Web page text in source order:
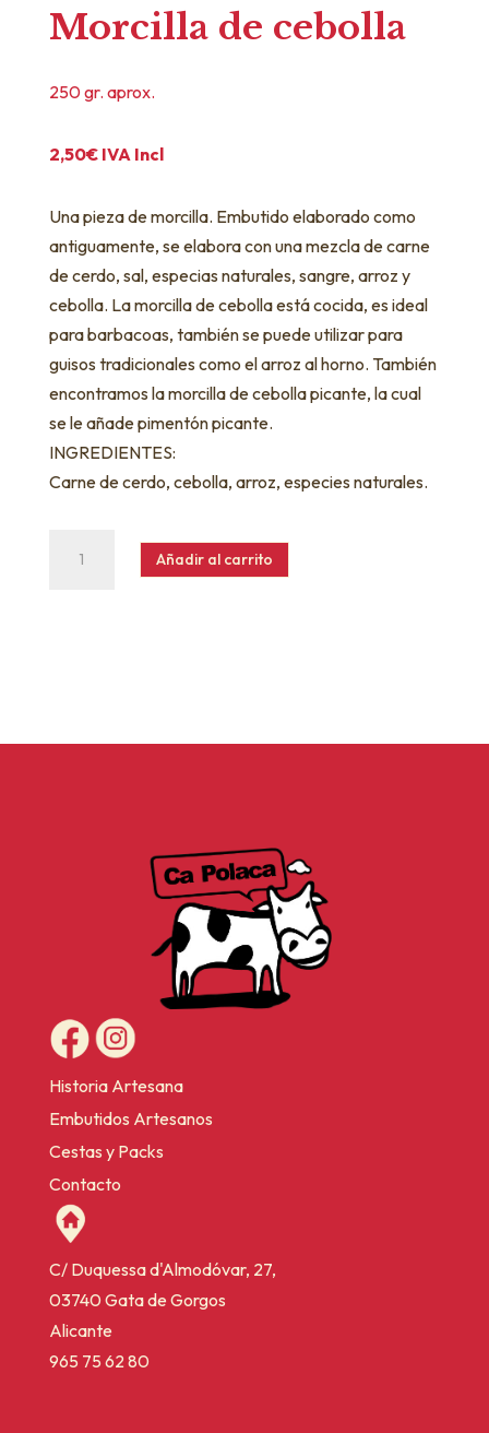
Morcilla de cebolla
250 gr. aprox.
2,50€ IVA Incl
Una pieza de morcilla. Embutido elaborado como
antiguamente, se elabora con una mezcla de carne
de cerdo, sal, especias naturales, sangre, arroz y
cebolla. La morcilla de cebolla está cocida, es ideal
para barbacoas, también se puede utilizar para
guisos tradicionales como el arroz al horno. También
encontramos la morcilla de cebolla picante, la cual
se le añade pimentón picante.
INGREDIENTES:
Carne de cerdo, cebolla, arroz, especies naturales.
Añadir al carrito
Historia Artesana
Embutidos Artesanos
Cestas y Packs
Contacto
C/ Duquessa d'Almodóvar, 27,
03740 Gata de Gorgos
Alicante
965 75 62 80